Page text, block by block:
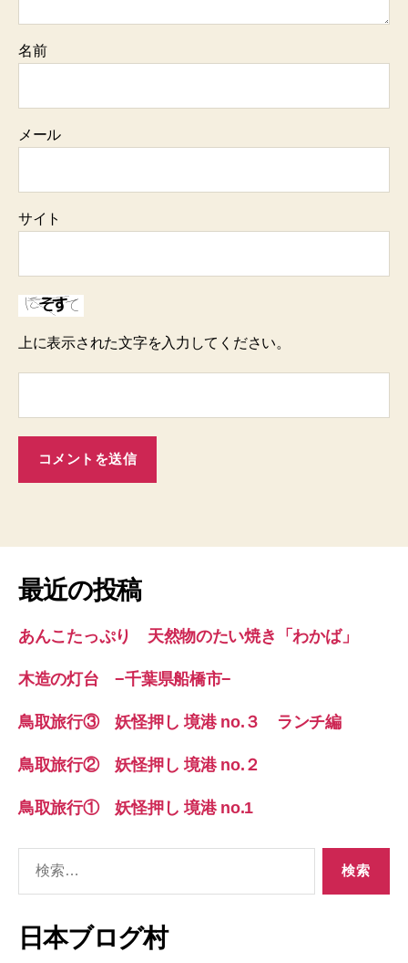
名前
メール
サイト
上に表示された文字を入力してください。
最近の投稿
あんこたっぷり 天然物のたい焼き「わかば」
木造の灯台 −千葉県船橋市−
鳥取旅行③ 妖怪押し 境港 no.３ ランチ編
鳥取旅行② 妖怪押し 境港 no.２
鳥取旅行① 妖怪押し 境港 no.1
象:日本ブログ村